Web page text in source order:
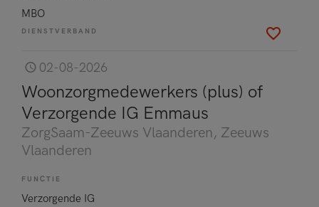
MBO
DIENSTVERBAND
02-08-2026
Woonzorgmedewerkers (plus) of
Verzorgende IG Emmaus
ZorgSaam-Zeeuws Vlaanderen, Zeeuws
Vlaanderen
FUNCTIE
Verzorgende IG